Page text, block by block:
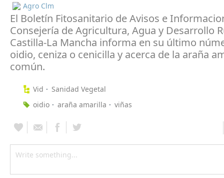
Agro Clm
El Boletín Fitosanitario de Avisos e
Consejería de Agricultura, Agua y Desarrollo
Castilla-La Mancha informa en su último
oidio, ceniza o cenicilla y acerca de la araña
común.
Vid
Sanidad Vegetal
oidio
araña amarilla viñas